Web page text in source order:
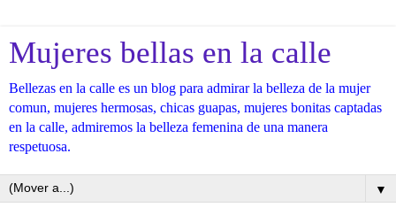
Mujeres bellas en la calle
Bellezas en la calle es un blog para admirar la belleza de la mujer
comun, mujeres hermosas, chicas guapas, mujeres bonitas captadas
en la calle, admiremos la belleza femenina de una manera
respetuosa.
▼